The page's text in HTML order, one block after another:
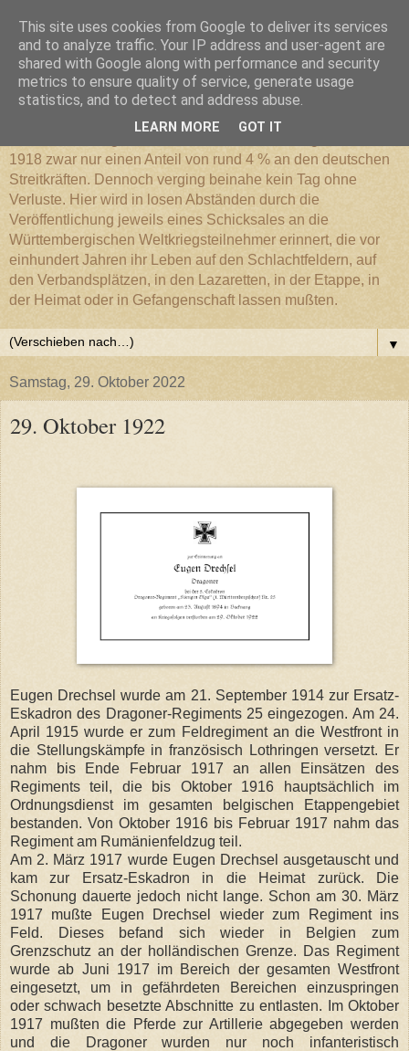
Württembergischer
Weltkriegs-Blog
1918 zwar nur einen Anteil von rund 4 % an den deutschen
Streitkräften. Dennoch verging beinahe kein Tag ohne
Verluste. Hier wird in losen Abständen durch die
Veröffentlichung jeweils eines Schicksales an die
Württembergischen Weltkriegsteilnehmer erinnert, die vor
einhundert Jahren ihr Leben auf den Schlachtfeldern, auf
den Verbandsplätzen, in den Lazaretten, in der Etappe, in
der Heimat oder in Gefangenschaft lassen mußten.
▼
Samstag, 29. Oktober 2022
29. Oktober 1922
Eugen Drechsel wurde am 21. September 1914 zur Ersatz-
Eskadron des Dragoner-Regiments 25 eingezogen. Am 24.
April 1915 wurde er zum Feldregiment an die Westfront in
die Stellungskämpfe in französisch Lothringen versetzt. Er
nahm bis Ende Februar 1917 an allen Einsätzen des
Regiments teil, die bis Oktober 1916 hauptsächlich im
Ordnungsdienst im gesamten belgischen Etappengebiet
bestanden. Von Oktober 1916 bis Februar 1917 nahm das
Regiment am Rumänienfeldzug teil.
Am 2. März 1917 wurde Eugen Drechsel ausgetauscht und
kam zur Ersatz-Eskadron in die Heimat zurück. Die
Schonung dauerte jedoch nicht lange. Schon am 30. März
1917 mußte Eugen Drechsel wieder zum Regiment ins
Feld. Dieses befand sich wieder in Belgien zum
Grenzschutz an der holländischen Grenze. Das Regiment
wurde ab Juni 1917 im Bereich der gesamten Westfront
eingesetzt, um in gefährdeten Bereichen einzuspringen
oder schwach besetzte Abschnitte zu entlasten. Im Oktober
1917 mußten die Pferde zur Artillerie abgegeben werden
und die Dragoner wurden nur noch infanteristisch
This site uses cookies from Google to deliver its services
and to analyze traffic. Your IP address and user-agent are
shared with Google along with performance and security
metrics to ensure quality of service, generate usage
statistics, and to detect and address abuse.
LEARN MORE GOT IT